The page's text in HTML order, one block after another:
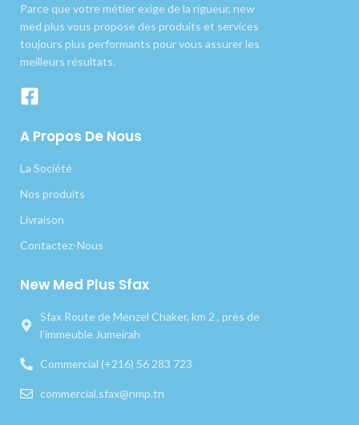
Parce que votre métier exige de la rigueur, new
med plus vous propose des produits et services
toujours plus performants pour vous assurer les
meilleurs résultats.
A Propos De Nous
La Société
Nos produits
Livraison
Contactez-Nous
New Med Plus Sfax
Sfax Route de Menzel Chaker, km 2 , près de
l’immeuble Jumeirah
Commercial (+216) 56 283 723
commercial.sfax@nmp.tn